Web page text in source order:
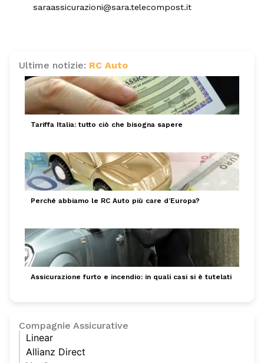
saraassicurazioni@sara.telecompost.it
Ultime notizie: RC Auto
Tariffa Italia: tutto ciò che bisogna sapere
Perché abbiamo le RC Auto più care d’Europa?
Assicurazione furto e incendio: in quali casi si è tutelati
Compagnie Assicurative
Linear
Allianz Direct